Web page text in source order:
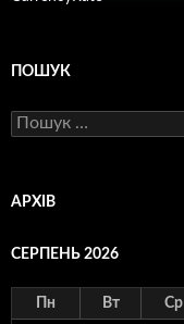
ПОШУК
Пошук:
АРХІВ
СЕРПЕНЬ 2026
Пн Вт Ср